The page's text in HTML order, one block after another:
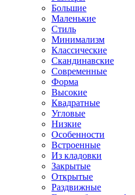
Большие
Маленькие
Стиль
Минимализм
Классические
Скандинавские
Современные
Форма
Высокие
Квадратные
Угловые
Низкие
Особенности
Встроенные
Из кладовки
Закрытые
Открытые
Раздвижные